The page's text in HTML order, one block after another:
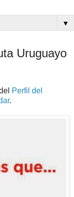
▼
Uruguayo
Perfil del
.